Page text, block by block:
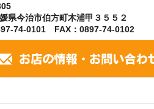
県今治市伯方町木浦甲３５５２
74-0101 FAX：0897-74-0102